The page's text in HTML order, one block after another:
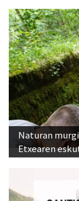
Naturan
Etxearen